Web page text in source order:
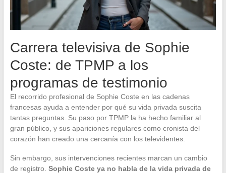
Carrera televisiva de Sophie
Coste: de TPMP a los
programas de testimonio
El recorrido profesional de Sophie Coste en las cadenas
francesas ayuda a entender por qué su vida privada suscita
tantas preguntas. Su paso por TPMP la ha hecho familiar al
gran público, y sus apariciones regulares como cronista del
corazón han creado una cercanía con los televidentes.
Sin embargo, sus intervenciones recientes marcan un cambio
de registro. Sophie Coste ya no habla de la vida privada de